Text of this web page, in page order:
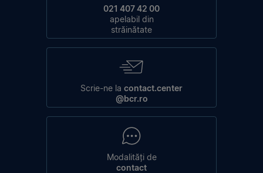
021 407 42 00
apelabil din
străinătate
Scrie-ne la contact.center
@bcr.ro
Modalități de
contact